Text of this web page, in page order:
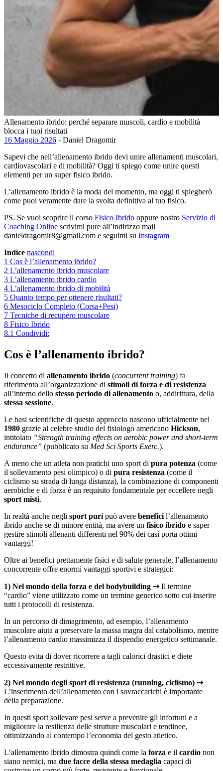
Allenamento ibrido: perché separare muscoli, cardio e mobilità
blocca i tuoi risultati
16 Maggio 2026 - Daniel Dragomir
Sapevi che nell’allenamento ibrido devi unire allenamenti muscolari,
cardiovascolari e di mobilità? Oggi ti spiego come unire questi
elementi per un super fisico ibrido.
L’allenamento ibrido è la moda del momento, ma oggi ti spiegherò
come puoi veramente dare la svolta definitiva al tuo fisico.
PS. Se vuoi scoprire il corso Fisico Ibrido oppure nostro Servizio di
Coaching Online scrivimi pure all’indirizzo mail
danieldragomir8@gmail.com e seguimi su Instagram
Indice nascondi
1 Cos è l’allenamento ibrido?
2 L’allenamento ibrido muscolare
3 L’allenamento ibrido cardio
4 L’allenamento ibrido di mobilità
5 Quanto tempo per ottenere risultati?
6 Mesociclo Completo (Corsa+Pesi)
7 Tecniche di recupero muscolare
8 Fisico Ibrido
8.1 Condividi:
Cos è l’allenamento ibrido?
Il concetto di allenamento ibrido (concurrent training) fa
riferimento all’organizzazione di stimoli di forza e di resistenza
all’interno dello stesso periodo di allenamento o, addirittura, della
stessa sessione.
Le basi scientifiche di questo approccio nascono ufficialmente nel
1980 grazie al celebre studio del fisiologo americano Hickson,
intitolato “Strength training effects on aerobic power and short-term
endurance” (pubblicato su Med Sci Sports Exerc.).
A meno che un atleta non pratichi uno sport di pura potenza (come
il sollevamento pesi olimpico) o di pura resistenza (come il
ciclismo su strada di lunga distanza), la combinazione di componenti
aerobiche e di forza è un requisito fondamentale per eccellere negli
sport misti.
In realtà anche negli sport puri può avere benefici l’allenamento
ibrido anche se di minore entità, ma avere un fisico ibrido e saper
gestire stimoli allenanti differenti nel 90% dei casi porta ottimi
vantaggi!
Oltre ai benefici prettamente fisici e di salute generale, l’allenamento
concorrente offre enormi vantaggi sportivi e strategici:
1) Nel mondo della forza e del bodybuilding ➝Il termine
“cardio” viene utilizzato come un termine generico sotto cui inserire
tutti i protocolli di resistenza.
In un percorso di dimagrimento, ad esempio, l’allenamento
muscolare aiuta a preservare la massa magra dal catabolismo, mentre
l’allenamento cardio massimizza il dispendio energetico settimanale.
Questo evita di dover ricorrere a tagli calorici drastici e diete
eccessivamente restrittive.
2) Nel mondo degli sport di resistenza (running, ciclismo) ➝
L’inserimento dell’allenamento con i sovraccarichi è importante
della preparazione.
In questi sport sollevare pesi serve a prevenire gli infortuni e a
migliorare la resilienza delle strutture muscolari e tendinee,
ottimizzando al contempo l’economia del gesto atletico.
L’allenamento ibrido dimostra quindi come la forza e il cardio non
siano nemici, ma due facce della stessa medaglia capaci di